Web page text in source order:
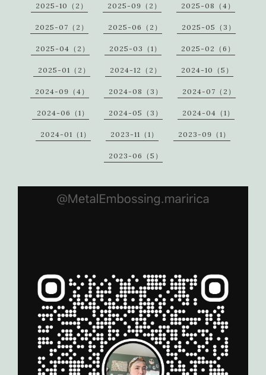
2025-10（2） 2025-09（2） 2025-08（4）
2025-07（2） 2025-06（2） 2025-05（3）
2025-04（2） 2025-03（1） 2025-02（6）
2025-01（2） 2024-12（2） 2024-10（5）
2024-09（4） 2024-08（3） 2024-07（2）
2024-06（1） 2024-05（3） 2024-04（1）
2024-01（1） 2023-11（1） 2023-09（1）
2023-06（5）